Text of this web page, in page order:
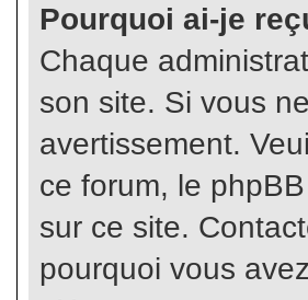
Pourquoi ai-je
Chaque
son site. Si vous
avertissement.
ce forum, le
sur ce site.
pourquoi vous